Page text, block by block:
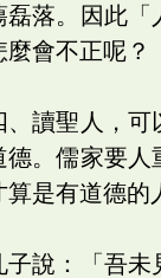
磊落。因此「
麼會不正呢？
、讀聖人，
德。儒家要人
算是有道德的
子說：「吾未